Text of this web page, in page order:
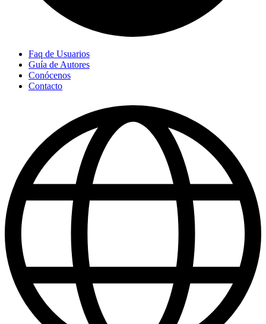
Faq de Usuarios
Guía de Autores
Conócenos
Contacto